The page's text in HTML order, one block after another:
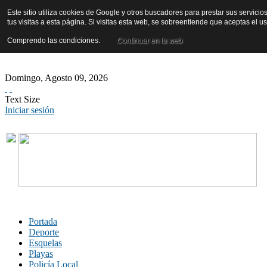
Domingo, Agosto 09, 2026
Text Size
Iniciar sesión
Portada
Deporte
Esquelas
Playas
Policía Local
Este sitio utiliza cookies de Google y otros buscadores para prestar sus
tus visitas a esta página. Si visitas esta web, se sobreentiende que aceptas el
Comprendo las condiciones. Continuar en la web